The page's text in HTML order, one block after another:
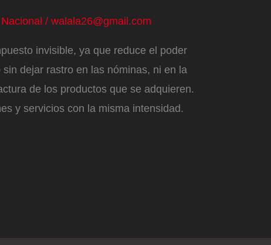
Nacional / walala26@gmail.com
invisible, ya que reduce el poder
dejar rastro en las nóminas, ni en la
de los productos que se adquieren.
y servicios con la misma intensidad.